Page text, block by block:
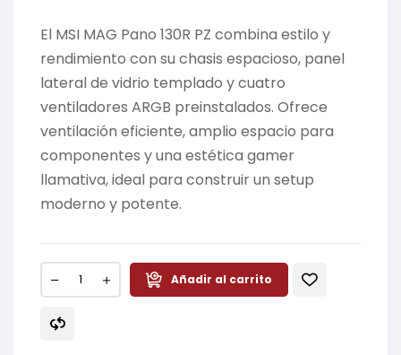
El MSI MAG Pano 130R PZ combina estilo y
rendimiento con su chasis espacioso, panel
lateral de vidrio templado y cuatro
ventiladores ARGB preinstalados. Ofrece
ventilación eficiente, amplio espacio para
componentes y una estética gamer
llamativa, ideal para construir un setup
moderno y potente.
Añadir al carrito